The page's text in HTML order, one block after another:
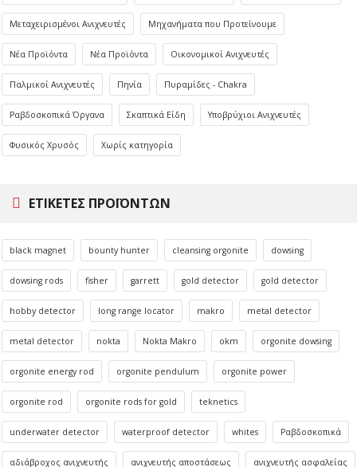
Μεταχειρισμένοι Ανιχνευτές Μηχανήματα που Προτείνουμε
Νέα Προϊόντα Νέα Προϊόντα Οικονομικοί Ανιχνευτές
Παλμικοί Ανιχνευτές Πηνία Πυραμίδες - Chakra
Ραβδοσκοπικά Όργανα Σκαπτικά Είδη Υποβρύχιοι Ανιχνευτές
Φυσικός Χρυσός Χωρίς κατηγορία
ΕΤΙΚΈΤΕΣ ΠΡΟΪΌΝΤΩΝ
black magnet bounty hunter cleansing orgonite dowsing
dowsing rods fisher garrett gold detector gold detector
hobby detector long range locator makro metal detector
metal detector nokta Nokta Makro okm orgonite dowsing
orgonite energy rod orgonite pendulum orgonite power
orgonite rod orgonite rods for gold teknetics
underwater detector waterproof detector whites Ραβδοσκοπικά
αδιάβροχος ανιχνευτής ανιχνευτής αποστάσεως ανιχνευτής ασφαλείας